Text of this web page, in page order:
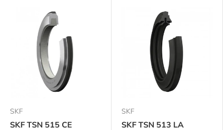
SKF
SKF TSN 515 CE
SKF
SKF TSN 513 LA